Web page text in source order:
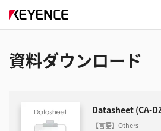
資料ダウンロード
Datasheet (CA-
【言語】Others